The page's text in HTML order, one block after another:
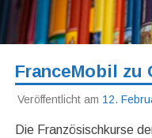
FranceMobil zu
Veröffentlicht am 12.
Die Französischkurse